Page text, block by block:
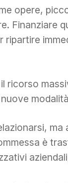
opere,
Finanziare
ripartire
ricorso
ma
è